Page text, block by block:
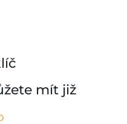
mít již